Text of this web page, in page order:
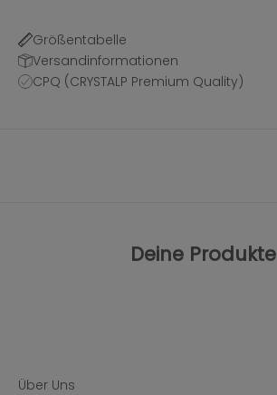
Größentabelle
Versandinformationen
CPQ (CRYSTALP Premium Quality)
Deine Produkte
Über Uns